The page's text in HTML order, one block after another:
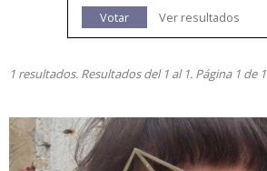
Votar
Ver resultados
1 resultados. Resultados del 1 al 1. Página 1 de 1